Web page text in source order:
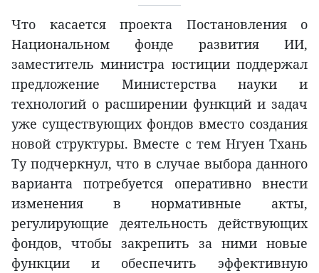
Что касается проекта Постановления о
Национальном фонде развития ИИ,
заместитель министра юстиции поддержал
предложение Министерства науки и
технологий о расширении функций и задач
уже существующих фондов вместо создания
новой структуры. Вместе с тем Нгуен Тхань
Ту подчеркнул, что в случае выбора данного
варианта потребуется оперативно внести
изменения в нормативные акты,
регулирующие деятельность действующих
фондов, чтобы закрепить за ними новые
функции и обеспечить эффективную